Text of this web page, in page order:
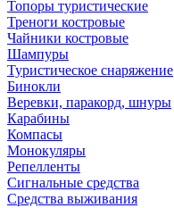
Топоры туристические
Треноги костровые
Чайники костровые
Шампуры
Туристическое снаряжение
Бинокли
Веревки, паракорд, шнуры
Карабины
Компасы
Монокуляры
Репелленты
Сигнальные средства
Средства выживания